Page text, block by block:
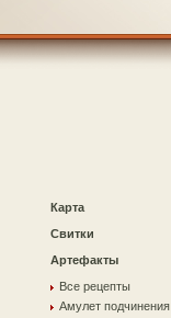
Карта
Свитки
Артефакты
Все рецепты
Амулет подчинения